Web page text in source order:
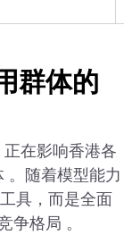
群体的
在影响香港各
。随着模型能力
具，而是全面
格局 。